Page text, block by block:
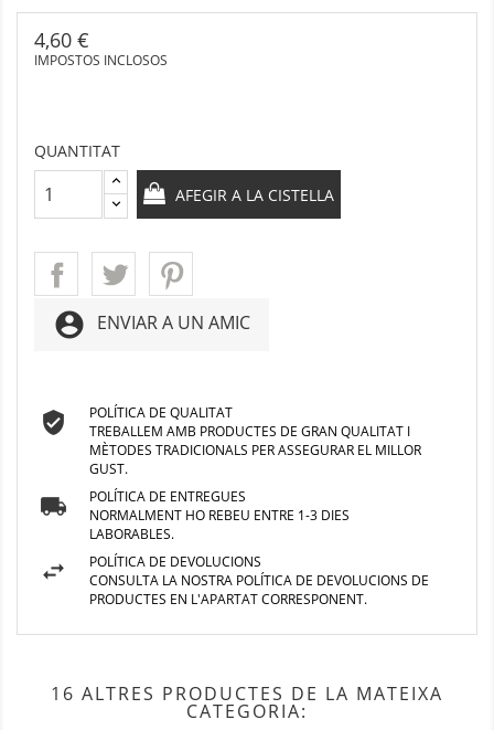
4,60 €
IMPOSTOS INCLOSOS
QUANTITAT
AFEGIR A LA CISTELLA
account_circle ENVIAR A UN AMIC
POLÍTICA DE QUALITAT
TREBALLEM AMB PRODUCTES DE GRAN QUALITAT I
MÈTODES TRADICIONALS PER ASSEGURAR EL MILLOR
GUST.
POLÍTICA DE ENTREGUES
NORMALMENT HO REBEU ENTRE 1-3 DIES
LABORABLES.
POLÍTICA DE DEVOLUCIONS
CONSULTA LA NOSTRA POLÍTICA DE DEVOLUCIONS DE
PRODUCTES EN L'APARTAT CORRESPONENT.
16 ALTRES PRODUCTES DE LA MATEIXA
CATEGORIA: